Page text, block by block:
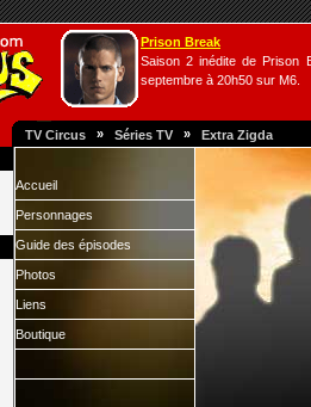
Prison Break
Saison 2 inédite de Prison
septembre à 20h50 sur M6.
TV Circus » Séries TV » Extra Zigda
Accueil
Personnages
Guide des épisodes
Photos
Liens
Boutique